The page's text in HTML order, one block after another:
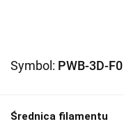
Symbol: PWB-3D-F0
Średnica filamentu